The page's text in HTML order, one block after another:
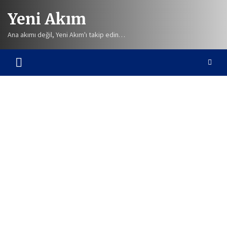
content
Yeni Akım
Ana akımı değil, Yeni Akım'ı takip edin…